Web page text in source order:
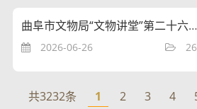
曲阜市文物局“文物讲堂”第二十六讲开讲
2026-06-26
共3232条 1 2 3 4